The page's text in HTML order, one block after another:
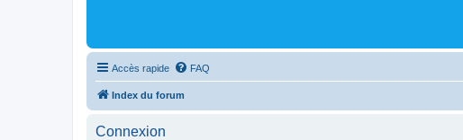
Accès rapide FAQ
Index du forum
Connexion